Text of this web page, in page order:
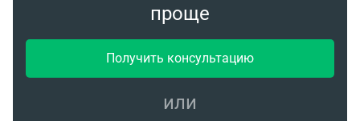
проще
Получить консультацию
или